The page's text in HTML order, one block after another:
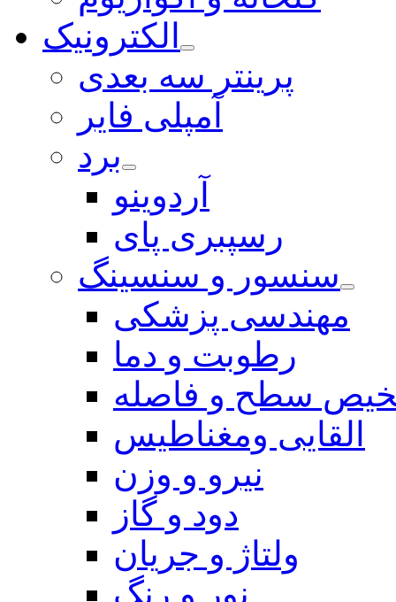
الکترونیک
پرینتر سه بعدی
آمپلی فایر
برد
آردوینو
رسپبری پای
سنسور و سنسینگ
مهندسی پزشکی
رطوبت و دما
سطح و فاصله
القایی ومغناطیس
نیرو و وزن
دود و گاز
ولتاژ و جریان
نور و رنگ